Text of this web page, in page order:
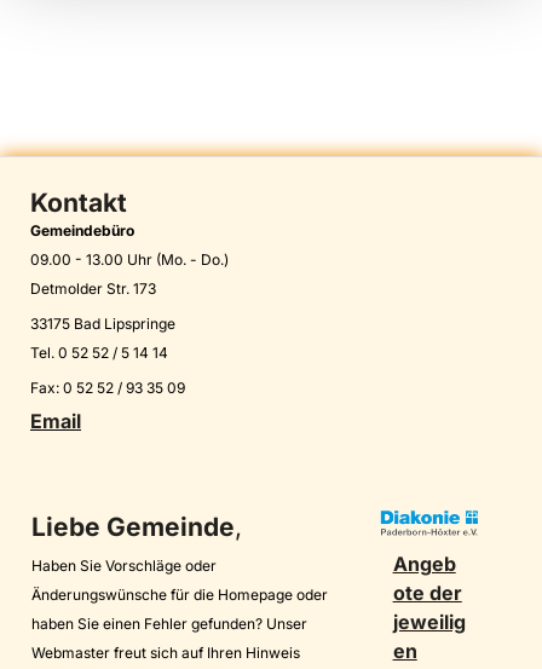
Kontakt
Gemeindebüro
09.00 - 13.00 Uhr (Mo. - Do.)
Detmolder Str. 173
33175 Bad Lipspringe
Tel. 0 52 52 / 5 14 14
Fax: 0 52 52 / 93 35 09
Email
Liebe Gemeinde,
Haben Sie Vorschläge oder
Änderungswünsche für die Homepage oder
haben Sie einen Fehler gefunden? Unser
Webmaster freut sich auf Ihren Hinweis
Angeb
ote der
jeweilig
en